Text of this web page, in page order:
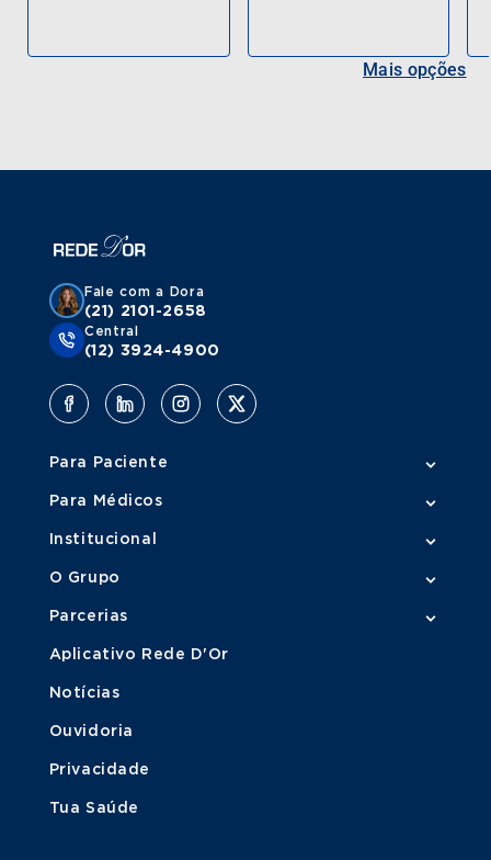
Mais opções
Fale com a Dora
(21) 2101-2658
Central
(12) 3924-4900
Para Paciente
Para Médicos
Institucional
O Grupo
Parcerias
Aplicativo Rede D'Or
Notícias
Ouvidoria
Privacidade
Tua Saúde